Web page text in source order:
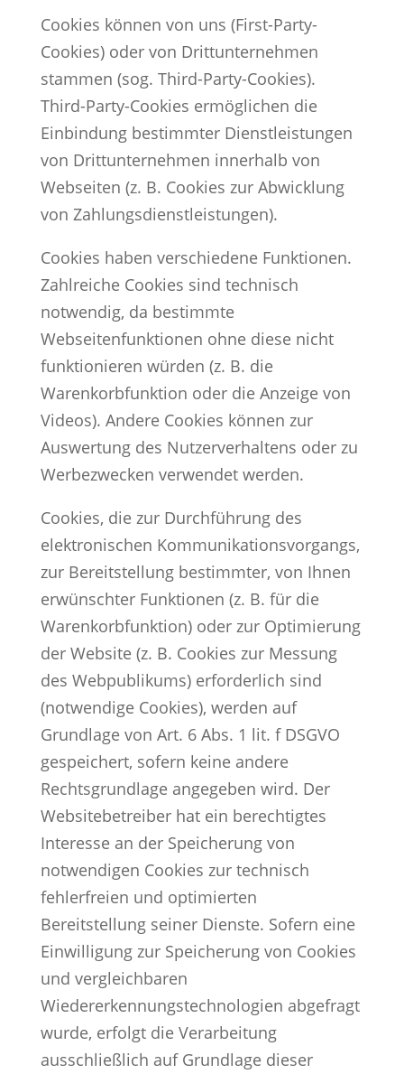
Cookies können von uns (First-Party-
Cookies) oder von Drittunternehmen
stammen (sog. Third-Party-Cookies).
Third-Party-Cookies ermöglichen die
Einbindung bestimmter Dienstleistungen
von Drittunternehmen innerhalb von
Webseiten (z. B. Cookies zur Abwicklung
von Zahlungsdienstleistungen).
Cookies haben verschiedene Funktionen.
Zahlreiche Cookies sind technisch
notwendig, da bestimmte
Webseitenfunktionen ohne diese nicht
funktionieren würden (z. B. die
Warenkorbfunktion oder die Anzeige von
Videos). Andere Cookies können zur
Auswertung des Nutzerverhaltens oder zu
Werbezwecken verwendet werden.
Cookies, die zur Durchführung des
elektronischen Kommunikationsvorgangs,
zur Bereitstellung bestimmter, von Ihnen
erwünschter Funktionen (z. B. für die
Warenkorbfunktion) oder zur Optimierung
der Website (z. B. Cookies zur Messung
des Webpublikums) erforderlich sind
(notwendige Cookies), werden auf
Grundlage von Art. 6 Abs. 1 lit. f DSGVO
gespeichert, sofern keine andere
Rechtsgrundlage angegeben wird. Der
Websitebetreiber hat ein berechtigtes
Interesse an der Speicherung von
notwendigen Cookies zur technisch
fehlerfreien und optimierten
Bereitstellung seiner Dienste. Sofern eine
Einwilligung zur Speicherung von Cookies
und vergleichbaren
Wiedererkennungstechnologien abgefragt
wurde, erfolgt die Verarbeitung
ausschließlich auf Grundlage dieser